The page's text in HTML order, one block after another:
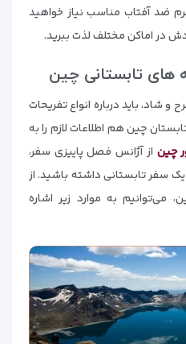
ضد آفتاب مناسب نیاز خواهید
در اماکن مختلف لذت ببرید.
های تابستانی چین
شاد، باید درباره انواع تفریحات
چین هم اطلاعات لازم را به
چین از آژانس فصل پاییزی سفر،
یک سفر تابستانی داشته باشید. از
می‌توانیم به موارد زیر اشاره